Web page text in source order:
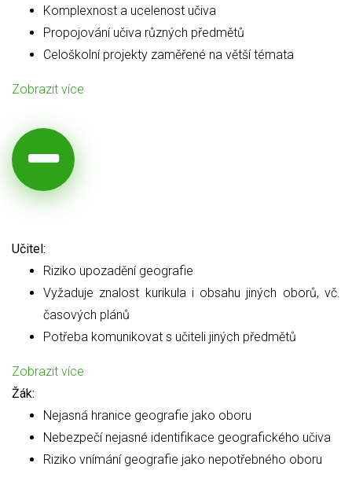
Komplexnost a ucelenost učiva
Propojování učiva různých předmětů
Celoškolní projekty zaměřené na větší témata
Zobrazit více
Učitel:
Riziko upozadění geografie
Vyžaduje znalost kurikula i obsahu jiných oborů, vč.
časových plánů
Potřeba komunikovat s učiteli jiných předmětů
Zobrazit více
Žák:
Nejasná hranice geografie jako oboru
Nebezpečí nejasné identifikace geografického učiva
Riziko vnímání geografie jako nepotřebného oboru